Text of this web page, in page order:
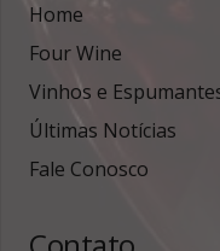
Home
Four Wine
Vinhos e
Últimas Notícias
Fale Conosco